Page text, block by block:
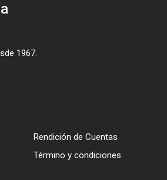
1967.
Rendición de Cuentas
Término y condiciones